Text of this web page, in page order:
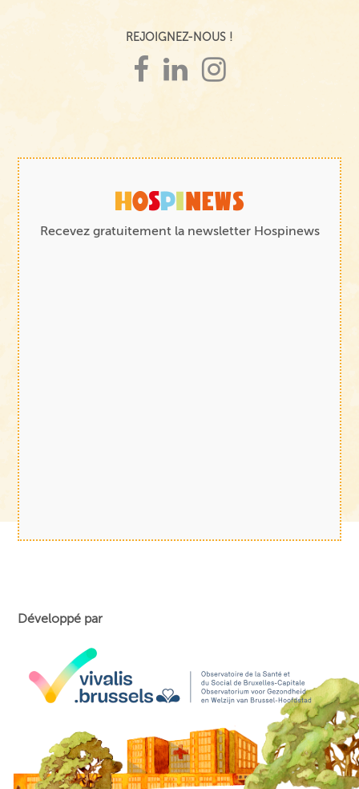
REJOIGNEZ-NOUS !
Recevez gratuitement la newsletter Hospinews
Développé par